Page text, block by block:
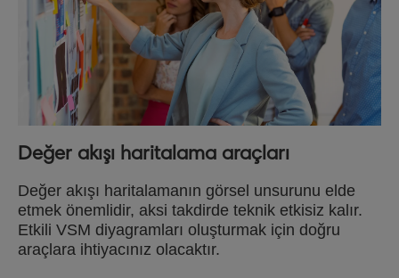
Değer akışı haritalama araçları
Değer akışı haritalamanın görsel unsurunu elde
etmek önemlidir, aksi takdirde teknik etkisiz kalır.
Etkili VSM diyagramları oluşturmak için doğru
araçlara ihtiyacınız olacaktır.